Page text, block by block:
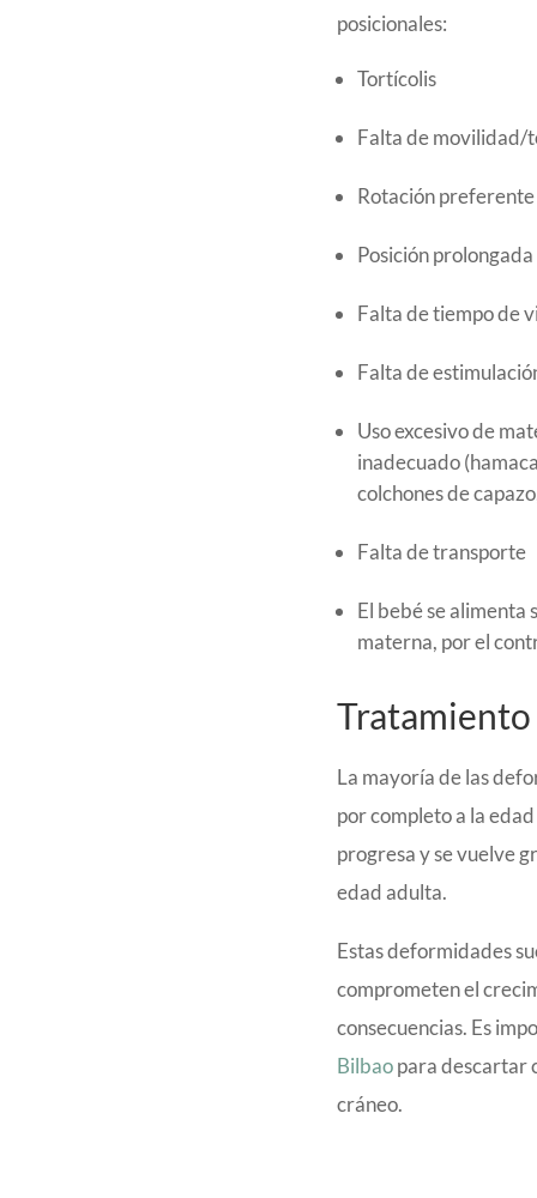
posicionales:
Tortícolis
Falta de movilidad/
Rotación preferente
Posición
Falta de tiempo de
Falta de
Uso excesivo de
inadecuado
colchones de
Falta de transporte
El bebé se alimenta
materna, por el
La mayoría de las
por completo a la
progresa y se vuelve
edad adulta.
Estas deformidades
comprometen el
consecuencias. Es
Bilbaopara descartar
cráneo.